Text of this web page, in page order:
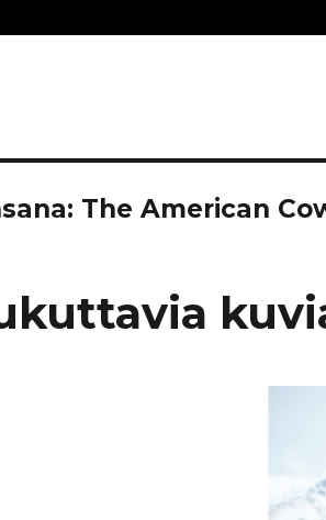
The American